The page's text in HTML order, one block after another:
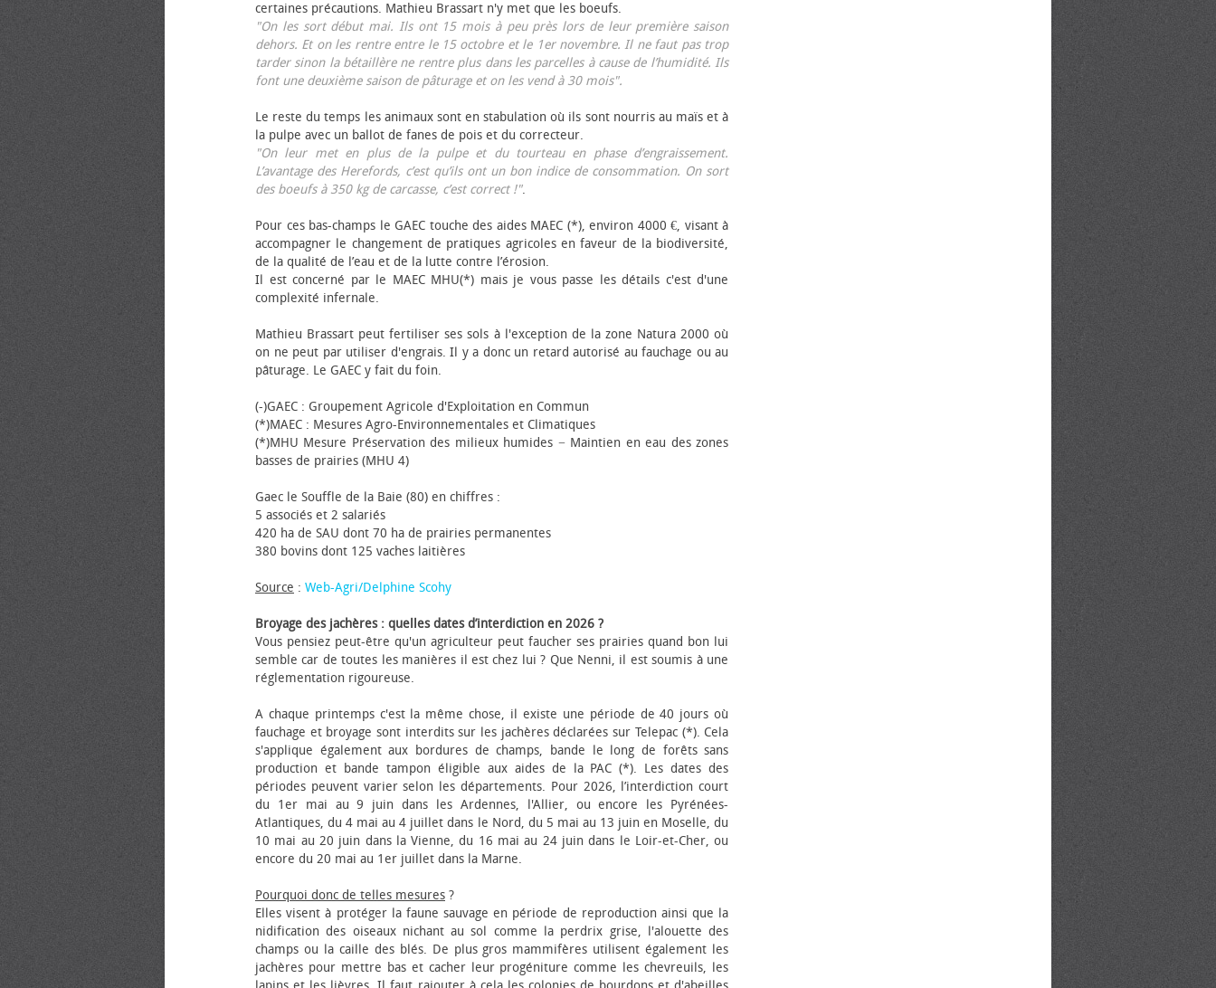
certaines précautions. Mathieu Brassart n'y met que les bœufs.
"On les sort début mai. Ils ont 15 mois à peu près lors de leur première saison
dehors. Et on les rentre entre le 15 octobre et le 1er novembre. Il ne faut pas trop
tarder sinon la bétaillère ne rentre plus dans les parcelles à cause de l’humidité. Ils
font une deuxième saison de pâturage et on les vend à 30 mois".
Le reste du temps les animaux sont en stabulation où ils sont nourris au maïs et à
la pulpe avec un ballot de fanes de pois et du correcteur.
"On leur met en plus de la pulpe et du tourteau en phase d’engraissement.
L’avantage des Herefords, c’est qu’ils ont un bon indice de consommation. On sort
des bœufs à 350 kg de carcasse, c’est correct !".
Pour ces bas-champs le GAEC touche des aides MAEC (*), environ 4000 €, visant à
accompagner le changement de pratiques agricoles en faveur de la biodiversité,
de la qualité de l’eau et de la lutte contre l’érosion.
Il est concerné par le MAEC MHU(*) mais je vous passe les détails c'est d'une
complexité infernale.
Mathieu Brassart peut fertiliser ses sols à l'exception de la zone Natura 2000 où
on ne peut par utiliser d'engrais. Il y a donc un retard autorisé au fauchage ou au
pâturage. Le GAEC y fait du foin.
(-)GAEC : Groupement Agricole d'Exploitation en Commun
(*)MAEC : Mesures Agro-Environnementales et Climatiques
(*)MHU Mesure Préservation des milieux humides − Maintien en eau des zones
basses de prairies (MHU 4)
Gaec le Souffle de la Baie (80) en chiffres :
5 associés et 2 salariés
420 ha de SAU dont 70 ha de prairies permanentes
380 bovins dont 125 vaches laitières
Source : Web-Agri/Delphine Scohy
Broyage des jachères : quelles dates d’interdiction en 2026 ?
Vous pensiez peut-être qu'un agriculteur peut faucher ses prairies quand bon lui
semble car de toutes les manières il est chez lui ? Que Nenni, il est soumis à une
réglementation rigoureuse.
A chaque printemps c'est la même chose, il existe une période de 40 jours où
fauchage et broyage sont interdits sur les jachères déclarées sur Telepac (*). Cela
s'applique également aux bordures de champs, bande le long de forêts sans
production et bande tampon éligible aux aides de la PAC (*). Les dates des
périodes peuvent varier selon les départements. Pour 2026, l’interdiction court
du 1er mai au 9 juin dans les Ardennes, l'Allier, ou encore les Pyrénées-
Atlantiques, du 4 mai au 4 juillet dans le Nord, du 5 mai au 13 juin en Moselle, du
10 mai au 20 juin dans la Vienne, du 16 mai au 24 juin dans le Loir-et-Cher, ou
encore du 20 mai au 1er juillet dans la Marne.
Pourquoi donc de telles mesures ?
Elles visent à protéger la faune sauvage en période de reproduction ainsi que la
nidification des oiseaux nichant au sol comme la perdrix grise, l'alouette des
champs ou la caille des blés. De plus gros mammifères utilisent également les
jachères pour mettre bas et cacher leur progéniture comme les chevreuils, les